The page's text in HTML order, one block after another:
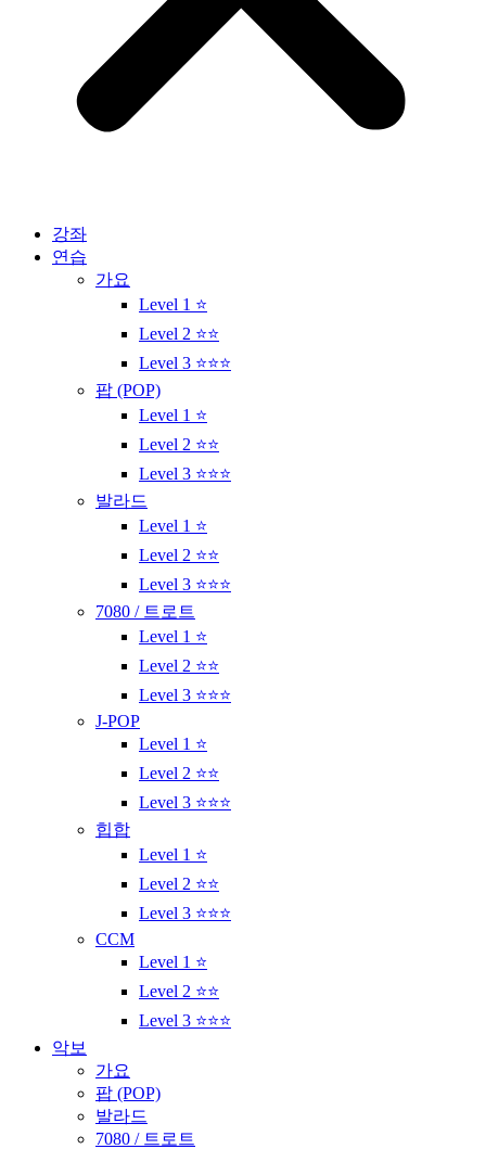
강좌
연습
가요
Level 1 ⭐
Level 2 ⭐⭐
Level 3 ⭐⭐⭐
팝 (POP)
Level 1 ⭐
Level 2 ⭐⭐
Level 3 ⭐⭐⭐
발라드
Level 1 ⭐
Level 2 ⭐⭐
Level 3 ⭐⭐⭐
7080 / 트로트
Level 1 ⭐
Level 2 ⭐⭐
Level 3 ⭐⭐⭐
J-POP
Level 1 ⭐
Level 2 ⭐⭐
Level 3 ⭐⭐⭐
힙합
Level 1 ⭐
Level 2 ⭐⭐
Level 3 ⭐⭐⭐
CCM
Level 1 ⭐
Level 2 ⭐⭐
Level 3 ⭐⭐⭐
악보
가요
팝 (POP)
발라드
7080 / 트로트